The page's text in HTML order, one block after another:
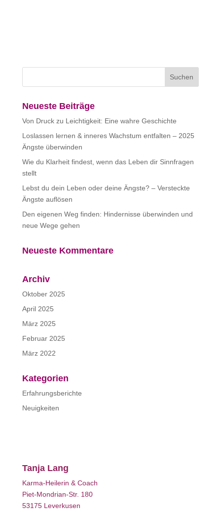
Neueste Beiträge
Von Druck zu Leichtigkeit: Eine wahre Geschichte
Loslassen lernen & inneres Wachstum entfalten – 2025
Ängste überwinden
Wie du Klarheit findest, wenn das Leben dir Sinnfragen
stellt
Lebst du dein Leben oder deine Ängste? – Versteckte
Ängste auflösen
Den eigenen Weg finden: Hindernisse überwinden und
neue Wege gehen
Neueste Kommentare
Archiv
Oktober 2025
April 2025
März 2025
Februar 2025
März 2022
Kategorien
Erfahrungsberichte
Neuigkeiten
Tanja Lang
Karma-Heilerin & Coach
Piet-Mondrian-Str. 180
53175 Leverkusen